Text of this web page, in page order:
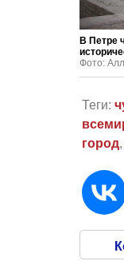
В Петре
Фото:
Теги:
город,